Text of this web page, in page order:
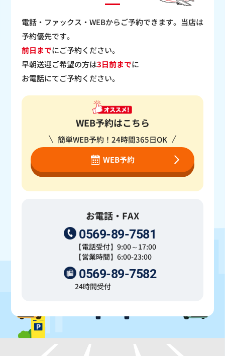
電話・ファックス・WEBからご予約できます。当店は
予約優先です。
前日までにご予約ください。
早朝送迎ご希望の方は3日前までに
お電話にてご予約ください。
WEB予約はこちら
簡単WEB予約！24時間365日OK
WEB予約
お電話・FAX
0569-89-7581
【電話受付】9:00～17:00
【営業時間】6:00-23:00
0569-89-7582
24時間受付